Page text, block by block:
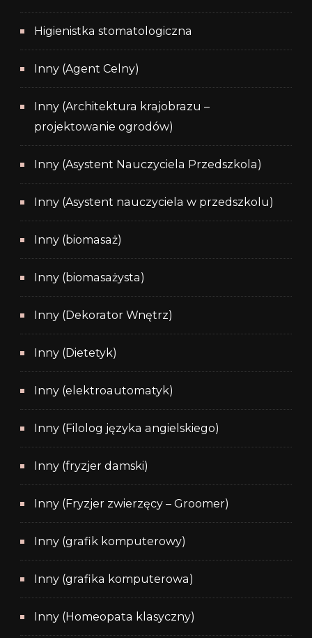
Higienistka stomatologiczna
Inny (Agent Celny)
Inny (Architektura krajobrazu –
projektowanie ogrodów)
Inny (Asystent Nauczyciela Przedszkola)
Inny (Asystent nauczyciela w przedszkolu)
Inny (biomasaż)
Inny (biomasażysta)
Inny (Dekorator Wnętrz)
Inny (Dietetyk)
Inny (elektroautomatyk)
Inny (Filolog języka angielskiego)
Inny (fryzjer damski)
Inny (Fryzjer zwierzęcy – Groomer)
Inny (grafik komputerowy)
Inny (grafika komputerowa)
Inny (Homeopata klasyczny)